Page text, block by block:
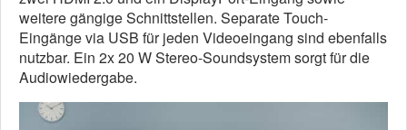
weitere gängige Schnittstellen. Separate Touch-
Eingänge via USB für jeden Videoeingang sind ebenfalls
nutzbar. Ein 2x 20 W Stereo-Soundsystem sorgt für die
Audiowiedergabe.